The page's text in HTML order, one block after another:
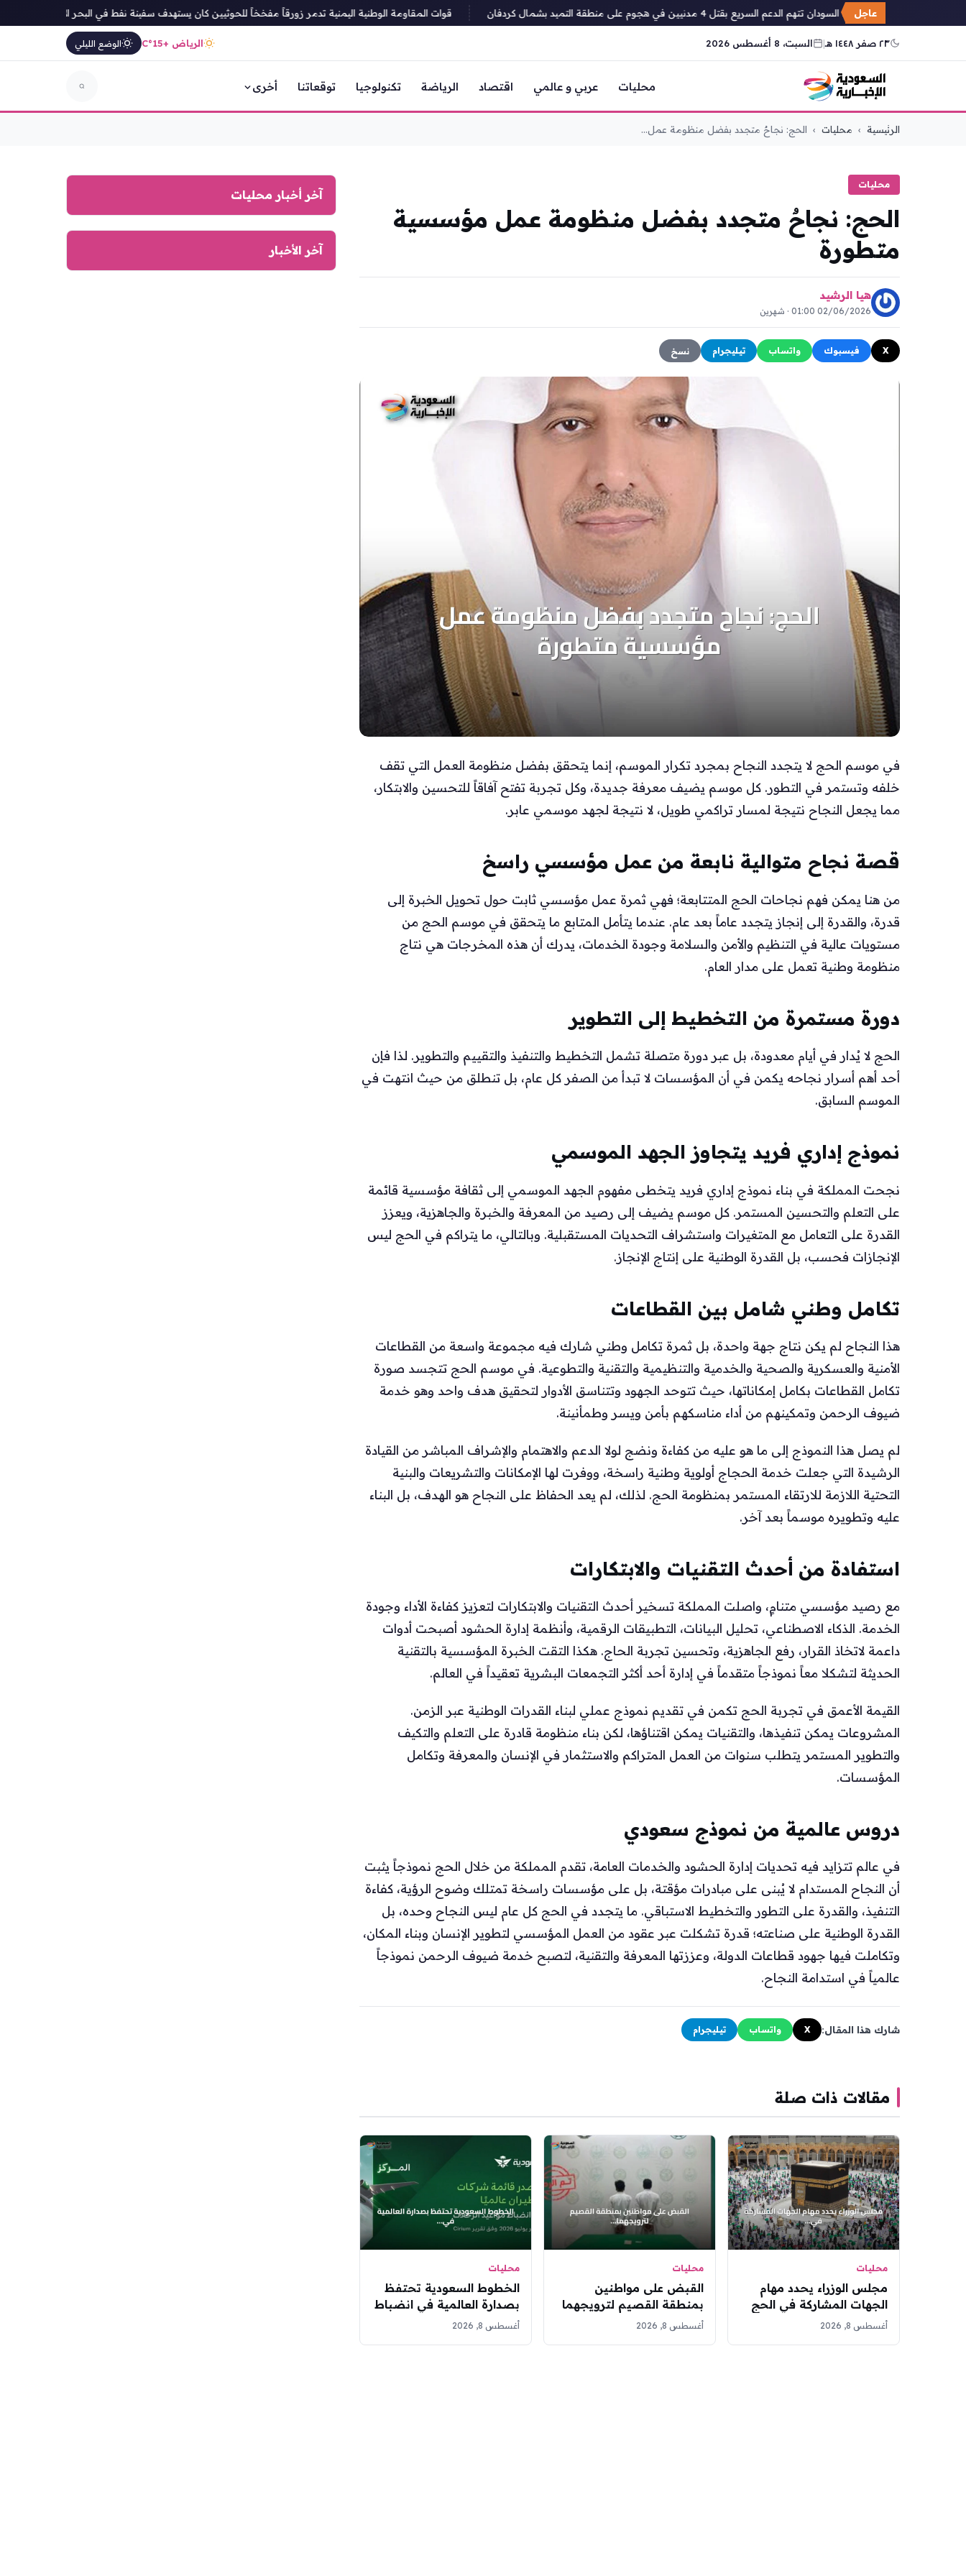
عاجل
شبكة أطباء السودان تتهم الدعم السريع بقتل 4 مدنيين في هجوم على منطقة التميد بشمال كردفان قوات المقاومة الوطنية اليمنية تدمر زورقاً مفخخاً للحوثيين كان يستهدف سفينة نفط في البحر الأحمر
٢٣ صفر ١٤٤٨ هـ | السبت، 8 أغسطس 2026 الرياض +15°C الوضع الليلي
محليات عربي و عالمي اقتصاد الرياضة تكنولوجيا توقعاتنا أخرى
الرئيسية › محليات › الحج: نجاحٌ متجدد بفضل منظومة عمل...
محليات
الحج: نجاحٌ متجدد بفضل منظومة عمل مؤسسية
متطورة
هيا الرشيد
02/06/2026 01:00 · شهرين
X فيسبوك واتساب تيليجرام نسخ
في موسم الحج لا يتجدد النجاح بمجرد تكرار الموسم، إنما يتحقق بفضل منظومة العمل التي تقف
خلفه وتستمر في التطور. كل موسم يضيف معرفة جديدة، وكل تجربة تفتح آفاقاً للتحسين والابتكار،
مما يجعل النجاح نتيجة لمسار تراكمي طويل، لا نتيجة لجهد موسمي عابر.
قصة نجاح متوالية نابعة من عمل مؤسسي راسخ
من هنا يمكن فهم نجاحات الحج المتتابعة؛ فهي ثمرة عمل مؤسسي ثابت حول تحويل الخبرة إلى
قدرة، والقدرة إلى إنجاز يتجدد عاماً بعد عام. عندما يتأمل المتابع ما يتحقق في موسم الحج من
مستويات عالية في التنظيم والأمن والسلامة وجودة الخدمات، يدرك أن هذه المخرجات هي نتاج
منظومة وطنية تعمل على مدار العام.
دورة مستمرة من التخطيط إلى التطوير
الحج لا يُدار في أيام معدودة، بل عبر دورة متصلة تشمل التخطيط والتنفيذ والتقييم والتطوير. لذا فإن
أحد أهم أسرار نجاحه يكمن في أن المؤسسات لا تبدأ من الصفر كل عام، بل تنطلق من حيث انتهت في
الموسم السابق.
نموذج إداري فريد يتجاوز الجهد الموسمي
نجحت المملكة في بناء نموذج إداري فريد يتخطى مفهوم الجهد الموسمي إلى ثقافة مؤسسية قائمة
على التعلم والتحسين المستمر. كل موسم يضيف إلى رصيد من المعرفة والخبرة والجاهزية، ويعزز
القدرة على التعامل مع المتغيرات واستشراف التحديات المستقبلية. وبالتالي، ما يتراكم في الحج ليس
الإنجازات فحسب، بل القدرة الوطنية على إنتاج الإنجاز.
تكامل وطني شامل بين القطاعات
هذا النجاح لم يكن نتاج جهة واحدة، بل ثمرة تكامل وطني شارك فيه مجموعة واسعة من القطاعات
الأمنية والعسكرية والصحية والخدمية والتنظيمية والتقنية والتطوعية. في موسم الحج تتجسد صورة
تكامل القطاعات بكامل إمكاناتها، حيث تتوحد الجهود وتتناسق الأدوار لتحقيق هدف واحد وهو خدمة
ضيوف الرحمن وتمكينهم من أداء مناسكهم بأمن ويسر وطمأنينة.
لم يصل هذا النموذج إلى ما هو عليه من كفاءة ونضج لولا الدعم والاهتمام والإشراف المباشر من القيادة
الرشيدة التي جعلت خدمة الحجاج أولوية وطنية راسخة، ووفرت لها الإمكانات والتشريعات والبنية
التحتية اللازمة للارتقاء المستمر بمنظومة الحج. لذلك، لم يعد الحفاظ على النجاح هو الهدف، بل البناء
عليه وتطويره موسماً بعد آخر.
استفادة من أحدث التقنيات والابتكارات
مع رصيد مؤسسي متنامٍ، واصلت المملكة تسخير أحدث التقنيات والابتكارات لتعزيز كفاءة الأداء وجودة
الخدمة. الذكاء الاصطناعي، تحليل البيانات، التطبيقات الرقمية، وأنظمة إدارة الحشود أصبحت أدوات
داعمة لاتخاذ القرار، رفع الجاهزية، وتحسين تجربة الحاج. هكذا التقت الخبرة المؤسسية بالتقنية
الحديثة لتشكلا معاً نموذجاً متقدماً في إدارة أحد أكثر التجمعات البشرية تعقيداً في العالم.
القيمة الأعمق في تجربة الحج تكمن في تقديم نموذج عملي لبناء القدرات الوطنية عبر الزمن.
المشروعات يمكن تنفيذها، والتقنيات يمكن اقتناؤها، لكن بناء منظومة قادرة على التعلم والتكيف
والتطوير المستمر يتطلب سنوات من العمل المتراكم والاستثمار في الإنسان والمعرفة وتكامل
المؤسسات.
دروس عالمية من نموذج سعودي
في عالم تتزايد فيه تحديات إدارة الحشود والخدمات العامة، تقدم المملكة من خلال الحج نموذجاً يثبت
أن النجاح المستدام لا يُبنى على مبادرات مؤقتة، بل على مؤسسات راسخة تمتلك وضوح الرؤية، كفاءة
التنفيذ، والقدرة على التطور والتخطيط الاستباقي. ما يتجدد في الحج كل عام ليس النجاح وحده، بل
القدرة الوطنية على صناعته؛ قدرة تشكلت عبر عقود من العمل المؤسسي لتطوير الإنسان وبناء المكان،
وتكاملت فيها جهود قطاعات الدولة، وعززتها المعرفة والتقنية، لتصبح خدمة ضيوف الرحمن نموذجاً
عالمياً في استدامة النجاح.
شارك هذا المقال: X واتساب تيليجرام
مقالات ذات صلة
محليات
مجلس الوزراء يحدد مهام
الجهات المشاركة في الحج
عبر تعديل جديد
أغسطس 8, 2026
محليات
القبض على مواطنين
بمنطقة القصيم لترويجهما
مادة الإمفيتامين المخدر
أغسطس 8, 2026
محليات
الخطوط السعودية تحتفظ
بصدارة العالمية في انضباط
الرحلات للشهر الثالث على
أغسطس 8, 2026
آخر أخبار محليات
آخر الأخبار